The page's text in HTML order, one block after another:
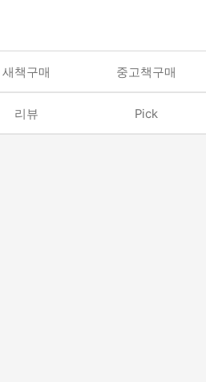
새책구매 중고책구매
리뷰 Pick